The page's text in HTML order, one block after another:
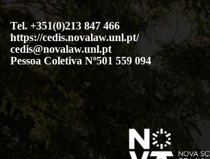
Tel. +351(0)213 847 466
https://cedis.novalaw.unl.pt/
cedis@novalaw.unl.pt
Pessoa Coletiva Nº501 559 094